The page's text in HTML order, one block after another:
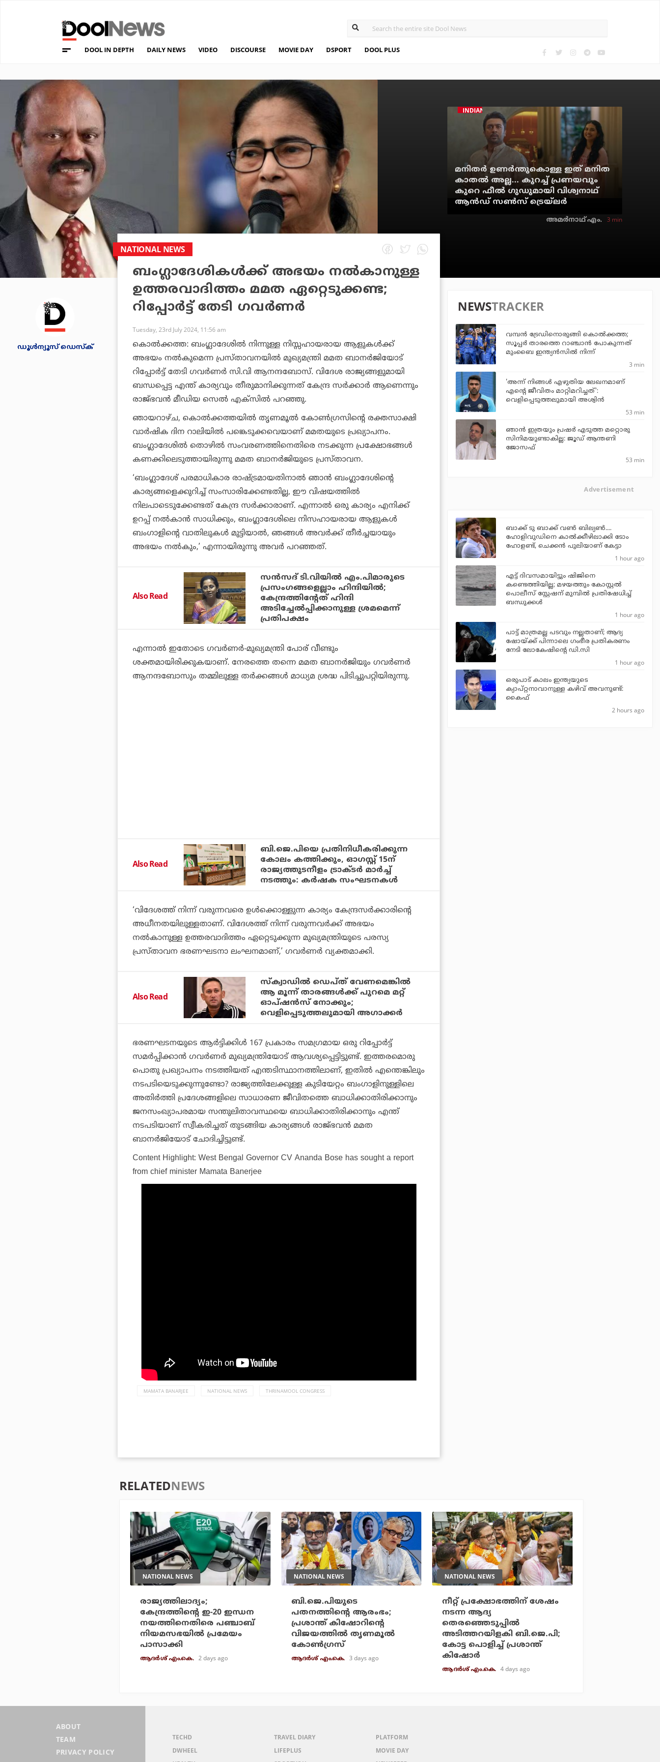
DOOL IN DEPTH DAILY NEWS VIDEO DISCOURSE MOVIE DAY DSPORT DOOL PLUS
INDIAN CINEMA
മനിതര്‍ ഉണര്‍ന്തുകൊള്ള ഇത് മനിത
കാതല്‍ അല്ല... കുറച്ച് പ്രണയവും
കുറെ ഫീല്‍ ഗുഡുമായി വിശ്വനാഥ്
ആന്‍ഡ് സണ്‍സ് ട്രെയ്‌ലര്‍
അമര്‍നാഥ് എം. 3 min
ഡൂള്‍ന്യൂസ് ഡെസ്‌ക്
NATIONAL NEWS
ബംഗ്ലാദേശികൾക്ക് അഭയം നൽകാനുള്ള
ഉത്തരവാദിത്തം മമത ഏറ്റെടുക്കണ്ട;
റിപ്പോർട്ട് തേടി ഗവർണർ
Tuesday, 23rd July 2024, 11:56 am
കൊൽക്കത്ത: ബംഗ്ലാദേശിൽ നിന്നുള്ള നിസ്സഹായരായ ആളുകൾക്ക്
അഭയം നൽകുമെന്ന പ്രസ്താവനയിൽ മുഖ്യമന്ത്രി മമത ബാനർജിയോട്
റിപ്പോർട്ട് തേടി ഗവർണർ സി.വി ആനന്ദബോസ്. വിദേശ രാജ്യങ്ങളുമായി
ബന്ധപ്പെട്ട എന്ത് കാര്യവും തീരുമാനിക്കുന്നത് കേന്ദ്ര സർക്കാർ ആണെന്നും
രാജ്‌ഭവൻ മീഡിയ സെൽ എക്സിൽ പറഞ്ഞു.
ഞായറാഴ്ച, കൊൽക്കത്തയിൽ തൃണമൂൽ കോൺഗ്രസിൻ്റെ രക്തസാക്ഷി
വാർഷിക ദിന റാലിയിൽ പങ്കെടുക്കവെയാണ് മമതയുടെ പ്രഖ്യാപനം.
ബംഗ്ലാദേശില്‍ തൊഴില്‍ സംവരണത്തിനെതിരെ നടക്കുന്ന പ്രക്ഷോഭങ്ങള്‍
കണക്കിലെടുത്തായിരുന്നു മമത ബാനര്‍ജിയുടെ പ്രസ്താവന.
‘ബംഗ്ലാദേശ് പരമാധികാര രാഷ്ട്രമായതിനാല്‍ ഞാന്‍ ബംഗ്ലാദേശിന്റെ
കാര്യങ്ങളെക്കുറിച്ച് സംസാരിക്കേണ്ടതില്ല, ഈ വിഷയത്തില്‍
നിലപാടെടുക്കേണ്ടത് കേന്ദ്ര സര്‍ക്കാരാണ്. എന്നാല്‍ ഒരു കാര്യം എനിക്ക്
ഉറപ്പ് നല്‍കാന്‍ സാധിക്കും, ബംഗ്ലാദേശിലെ നിസഹായരായ ആളുകള്‍
ബംഗാളിന്റെ വാതിലുകള്‍ മുട്ടിയാല്‍, ഞങ്ങള്‍ അവര്‍ക്ക് തീര്‍ച്ചയായും
അഭയം നല്‍കും,’ എന്നായിരുന്നു അവർ പറഞ്ഞത്.
Also Read
സൻസദ് ടി.വിയിൽ എം.പിമാരുടെ
പ്രസംഗങ്ങളെല്ലാം ഹിന്ദിയിൽ;
കേന്ദ്രത്തിന്റേത് ഹിന്ദി
അടിച്ചേൽപ്പിക്കാനുള്ള ശ്രമമെന്ന്
പ്രതിപക്ഷം
എന്നാൽ ഇതോടെ ഗവർണർ-മുഖ്യമന്ത്രി പോര് വീണ്ടും
ശക്തമായിരിക്കുകയാണ്. നേരത്തെ തന്നെ മമത ബാനർജിയും ഗവർണർ
ആനന്ദബോസും തമ്മിലുള്ള തർക്കങ്ങൾ മാധ്യമ ശ്രദ്ധ പിടിച്ചുപറ്റിയിരുന്നു.
Also Read
ബി.ജെ.പിയെ പ്രതിനിധീകരിക്കുന്ന
കോലം കത്തിക്കും, ഓഗസ്റ്റ് 15ന്
രാജ്യത്തുടനീളം ട്രാക്ടർ മാർച്ച്
നടത്തും: കർഷക സംഘടനകൾ
‘വിദേശത്ത് നിന്ന് വരുന്നവരെ ഉൾക്കൊള്ളുന്ന കാര്യം കേന്ദ്രസർക്കാരിൻ്റെ
അധീനതയിലുള്ളതാണ്. വിദേശത്ത് നിന്ന് വരുന്നവർക്ക് അഭയം
നൽകാനുള്ള ഉത്തരവാദിത്തം ഏറ്റെടുക്കുന്ന മുഖ്യമന്ത്രിയുടെ പരസ്യ
പ്രസ്താവന ഭരണഘടനാ ലംഘനമാണ്,’ ഗവർണർ വ്യക്തമാക്കി.
Also Read
സ്‌ക്വാഡില്‍ ഡെപ്ത് വേണമെങ്കില്‍
ആ മൂന്ന് താരങ്ങള്‍ക്ക് പുറമെ മറ്റ്
ഓപ്ഷന്‍സ് നോക്കും;
വെളിപ്പെടുത്തലുമായി അഗാക്കര്‍
ഭരണഘടനയുടെ ആർട്ടിക്കിൾ 167 പ്രകാരം സമഗ്രമായ ഒരു റിപ്പോർട്ട്
സമർപ്പിക്കാൻ ഗവർണർ മുഖ്യമന്ത്രിയോട് ആവശ്യപ്പെട്ടിട്ടുണ്ട്. ഇത്തരമൊരു
പൊതു പ്രഖ്യാപനം നടത്തിയത് എന്തടിസ്ഥാനത്തിലാണ്, ഇതിൽ എന്തെങ്കിലും
നടപടിയെടുക്കുന്നുണ്ടോ? രാജ്യത്തിലേക്കുള്ള കുടിയേറ്റം ബംഗാളിനുള്ളിലെ
അതിർത്തി പ്രദേശങ്ങളിലെ സാധാരണ ജീവിതത്തെ ബാധിക്കാതിരിക്കാനും
ജനസംഖ്യാപരമായ സന്തുലിതാവസ്ഥയെ ബാധിക്കാതിരിക്കാനും എന്ത്
നടപടിയാണ് സ്വീകരിച്ചത് തുടങ്ങിയ കാര്യങ്ങൾ രാജ്ഭവൻ മമത
ബാനർജിയോട് ചോദിച്ചിട്ടുണ്ട്.
Content Highlight: West Bengal Governor CV Ananda Bose has sought a report
from chief minister Mamata Banerjee
MAMATA BANARJEE NATIONAL NEWS THRINAMOOL CONGRESS
NEWSTRACKER
വമ്പന്‍ ട്രേഡിനൊരുങ്ങി കൊല്‍ക്കത്ത;
സൂപ്പര്‍ താരത്തെ റാഞ്ചാന്‍ പോകുന്നത്
മുംബൈ ഇന്ത്യന്‍സില്‍ നിന്ന്
3 min
'അന്ന് നിങ്ങള്‍ എഴുതിയ ലേഖനമാണ്
എന്റെ ജീവിതം മാറ്റിമറിച്ചത്':
വെളിപ്പെടുത്തലുമായി അശ്വിന്‍
53 min
ഞാന്‍ ഇത്രയും പ്രഷര്‍ എടുത്ത മറ്റൊരു
സിനിമയുണ്ടാകില്ല: ജൂഡ് ആന്തണി
ജോസഫ്
53 min
Advertisement
ബാക്ക് ടു ബാക്ക് വണ്‍ ബില്യണ്‍....
ഹോളിവുഡിനെ കാല്‍ക്കീഴിലാക്കി ടോം
ഹോളണ്ട്, ചെക്കന്‍ പുലിയാണ് കേട്ടാ
1 hour ago
എട്ട് ദിവസമായിട്ടും ഷിജിനെ
കണ്ടെത്തിയില്ല; മഴയത്തും കോസ്റ്റല്‍
പൊലീസ് സ്റ്റേഷന് മുമ്പില്‍ പ്രതിഷേധിച്ച്
ബന്ധുക്കള്‍
1 hour ago
പാട്ട് മാത്രമല്ല പടവും നല്ലതാണ്; ആദ്യ
ഷോയ്ക്ക് പിന്നാലെ ഗംഭീര പ്രതികരണം
നേടി ലോകേഷിന്റെ ഡി.സി
1 hour ago
ഒരുപാട് കാലം ഇന്ത്യയുടെ
ക്യാപ്റ്റനാവാനുള്ള കഴിവ് അവനുണ്ട്:
കൈഫ്
2 hours ago
RELATEDNEWS
NATIONAL NEWS
രാജ്യത്തിലാദ്യം;
കേന്ദ്രത്തിന്റെ ഇ-20 ഇന്ധന
നയത്തിനെതിരെ പഞ്ചാബ്
നിയമസഭയില്‍ പ്രമേയം
പാസാക്കി
ആദർശ് എം.കെ. 2 days ago
NATIONAL NEWS
ബി.ജെ.പിയുടെ
പതനത്തിന്റെ ആരംഭം;
പ്രശാന്ത് കിഷോറിന്റെ
വിജയത്തില്‍ തൃണമൂല്‍
കോണ്‍ഗ്രസ്
ആദർശ് എം.കെ. 3 days ago
NATIONAL NEWS
നീറ്റ് പ്രക്ഷോഭത്തിന് ശേഷം
നടന്ന ആദ്യ
തെരഞ്ഞെടുപ്പില്‍
അടിത്തറയിളകി ബി.ജെ.പി;
കോട്ട പൊളിച്ച് പ്രശാന്ത്
കിഷോര്‍
ആദർശ് എം.കെ. 4 days ago
ABOUT
TEAM
PRIVACY POLICY
TECHD
DWHEEL
TRAVEL DIARY
LIFEPLUS
PLATFORM
MOVIE DAY